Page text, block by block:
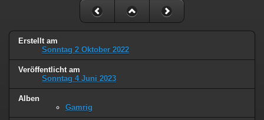
Erstellt am
Sonntag 2 Oktober 2022
Veröffentlicht am
Sonntag 4 Juni 2023
Alben
Gamrig